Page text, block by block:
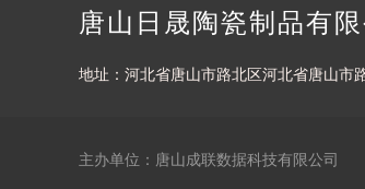
唐山日晟陶瓷制品有
地址：河北省唐山市路北区河北省唐山
主办单位：唐山成联数据科技有限公司